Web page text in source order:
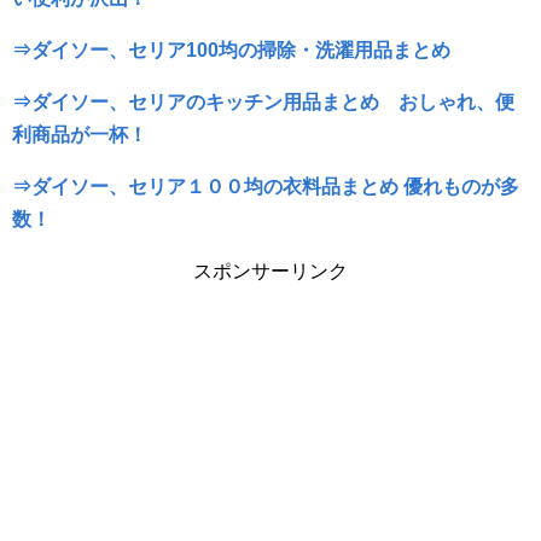
⇒ダイソー、セリア100均の掃除・洗濯用品まとめ
⇒ダイソー、セリアのキッチン用品まとめ おしゃれ、便
利商品が一杯！
⇒ダイソー、セリア１００均の衣料品まとめ 優れものが多
数！
スポンサーリンク